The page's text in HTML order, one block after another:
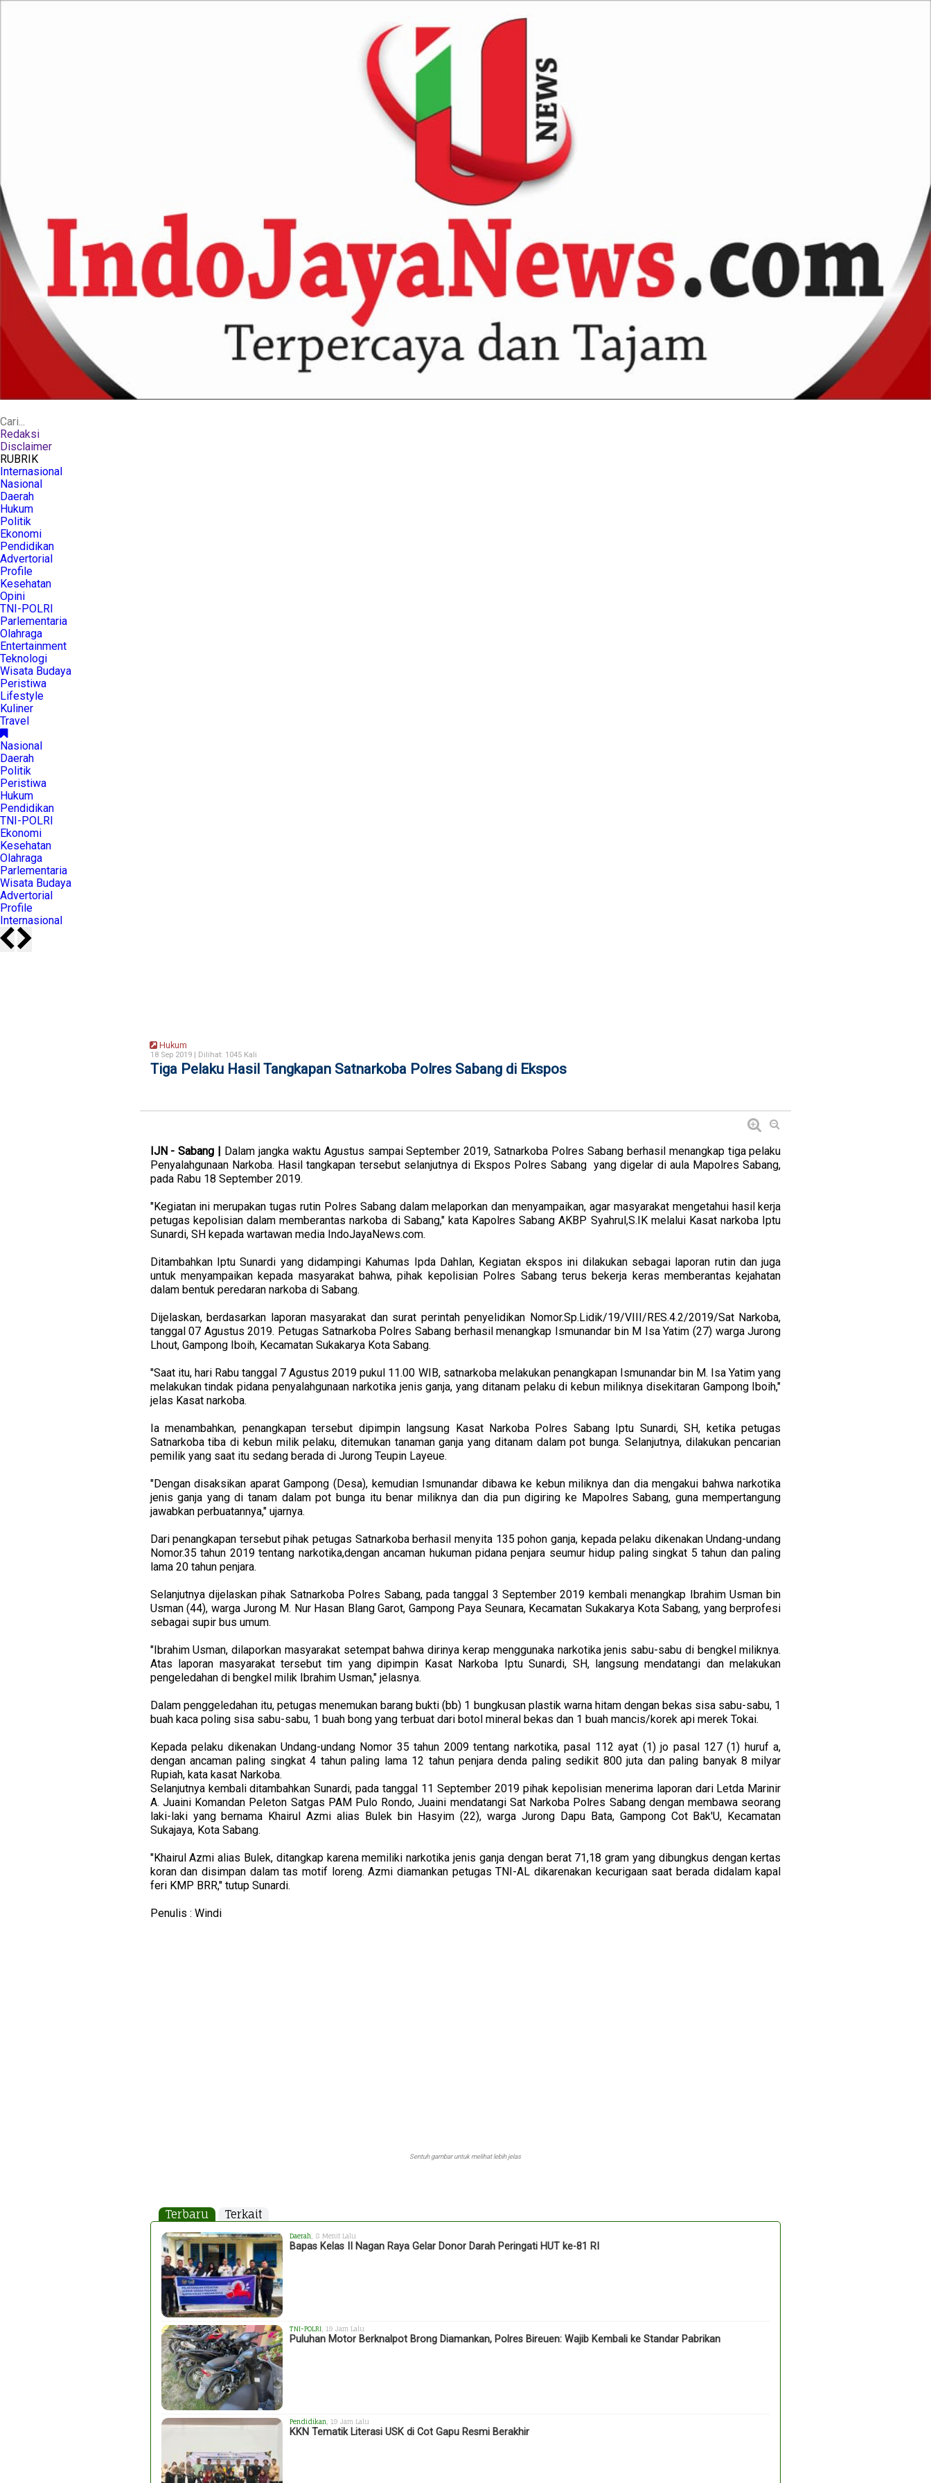
Redaksi
Disclaimer
RUBRIK
Internasional
Nasional
Daerah
Hukum
Politik
Ekonomi
Pendidikan
Advertorial
Profile
Kesehatan
Opini
TNI-POLRI
Parlementaria
Olahraga
Entertainment
Teknologi
Wisata Budaya
Peristiwa
Lifestyle
Kuliner
Travel
Nasional
Daerah
Politik
Peristiwa
Hukum
Pendidikan
TNI-POLRI
Ekonomi
Kesehatan
Olahraga
Parlementaria
Wisata Budaya
Advertorial
Profile
Internasional
Hukum
18 Sep 2019 | Dilihat: 1045 Kali
Tiga Pelaku Hasil Tangkapan Satnarkoba Polres Sabang di Ekspos
IJN - Sabang | Dalam jangka waktu Agustus sampai September 2019, Satnarkoba Polres Sabang berhasil menangkap tiga pelaku
Penyalahgunaan Narkoba. Hasil tangkapan tersebut selanjutnya di Ekspos Polres Sabang yang digelar di aula Mapolres Sabang,
pada Rabu 18 September 2019.
"Kegiatan ini merupakan tugas rutin Polres Sabang dalam melaporkan dan menyampaikan, agar masyarakat mengetahui hasil kerja
petugas kepolisian dalam memberantas narkoba di Sabang," kata Kapolres Sabang AKBP Syahrul,S.IK melalui Kasat narkoba Iptu
Sunardi, SH kepada wartawan media IndoJayaNews.com.
Ditambahkan Iptu Sunardi yang didampingi Kahumas Ipda Dahlan, Kegiatan ekspos ini dilakukan sebagai laporan rutin dan juga
untuk menyampaikan kepada masyarakat bahwa, pihak kepolisian Polres Sabang terus bekerja keras memberantas kejahatan
dalam bentuk peredaran narkoba di Sabang.
Dijelaskan, berdasarkan laporan masyarakat dan surat perintah penyelidikan Nomor.Sp.Lidik/19/VIII/RES.4.2/2019/Sat Narkoba,
tanggal 07 Agustus 2019. Petugas Satnarkoba Polres Sabang berhasil menangkap Ismunandar bin M Isa Yatim (27) warga Jurong
Lhout, Gampong Iboih, Kecamatan Sukakarya Kota Sabang.
"Saat itu, hari Rabu tanggal 7 Agustus 2019 pukul 11.00 WIB, satnarkoba melakukan penangkapan Ismunandar bin M. Isa Yatim yang
melakukan tindak pidana penyalahgunaan narkotika jenis ganja, yang ditanam pelaku di kebun miliknya disekitaran Gampong Iboih,"
jelas Kasat narkoba.
Ia menambahkan, penangkapan tersebut dipimpin langsung Kasat Narkoba Polres Sabang Iptu Sunardi, SH, ketika petugas
Satnarkoba tiba di kebun milik pelaku, ditemukan tanaman ganja yang ditanam dalam pot bunga. Selanjutnya, dilakukan pencarian
pemilik yang saat itu sedang berada di Jurong Teupin Layeue.
"Dengan disaksikan aparat Gampong (Desa), kemudian Ismunandar dibawa ke kebun miliknya dan dia mengakui bahwa narkotika
jenis ganja yang di tanam dalam pot bunga itu benar miliknya dan dia pun digiring ke Mapolres Sabang, guna mempertangung
jawabkan perbuatannya," ujarnya.
Dari penangkapan tersebut pihak petugas Satnarkoba berhasil menyita 135 pohon ganja, kepada pelaku dikenakan Undang-undang
Nomor.35 tahun 2019 tentang narkotika,dengan ancaman hukuman pidana penjara seumur hidup paling singkat 5 tahun dan paling
lama 20 tahun penjara.
Selanjutnya dijelaskan pihak Satnarkoba Polres Sabang, pada tanggal 3 September 2019 kembali menangkap Ibrahim Usman bin
Usman (44), warga Jurong M. Nur Hasan Blang Garot, Gampong Paya Seunara, Kecamatan Sukakarya Kota Sabang, yang berprofesi
sebagai supir bus umum.
"Ibrahim Usman, dilaporkan masyarakat setempat bahwa dirinya kerap menggunaka narkotika jenis sabu-sabu di bengkel miliknya.
Atas laporan masyarakat tersebut tim yang dipimpin Kasat Narkoba Iptu Sunardi, SH, langsung mendatangi dan melakukan
pengeledahan di bengkel milik Ibrahim Usman," jelasnya.
Dalam penggeledahan itu, petugas menemukan barang bukti (bb) 1 bungkusan plastik warna hitam dengan bekas sisa sabu-sabu, 1
buah kaca poling sisa sabu-sabu, 1 buah bong yang terbuat dari botol mineral bekas dan 1 buah mancis/korek api merek Tokai.
Kepada pelaku dikenakan Undang-undang Nomor 35 tahun 2009 tentang narkotika, pasal 112 ayat (1) jo pasal 127 (1) huruf a,
dengan ancaman paling singkat 4 tahun paling lama 12 tahun penjara denda paling sedikit 800 juta dan paling banyak 8 milyar
Rupiah, kata kasat Narkoba.
Selanjutnya kembali ditambahkan Sunardi, pada tanggal 11 September 2019 pihak kepolisian menerima laporan dari Letda Marinir
A. Juaini Komandan Peleton Satgas PAM Pulo Rondo, Juaini mendatangi Sat Narkoba Polres Sabang dengan membawa seorang
laki-laki yang bernama Khairul Azmi alias Bulek bin Hasyim (22), warga Jurong Dapu Bata, Gampong Cot Bak'U, Kecamatan
Sukajaya, Kota Sabang.
"Khairul Azmi alias Bulek, ditangkap karena memiliki narkotika jenis ganja dengan berat 71,18 gram yang dibungkus dengan kertas
koran dan disimpan dalam tas motif loreng. Azmi diamankan petugas TNI-AL dikarenakan kecurigaan saat berada didalam kapal
feri KMP BRR," tutup Sunardi.
Penulis : Windi
Sentuh gambar untuk melihat lebih jelas
Terbaru Terkait
Daerah , 8 Menit Lalu
Bapas Kelas II Nagan Raya Gelar Donor Darah Peringati HUT ke-81 RI
TNI-POLRI , 19 Jam Lalu
Puluhan Motor Berknalpot Brong Diamankan, Polres Bireuen: Wajib Kembali ke Standar Pabrikan
Pendidikan , 19 Jam Lalu
KKN Tematik Literasi USK di Cot Gapu Resmi Berakhir